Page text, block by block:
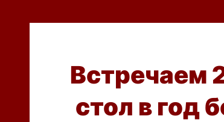
Встречаем
стол в год